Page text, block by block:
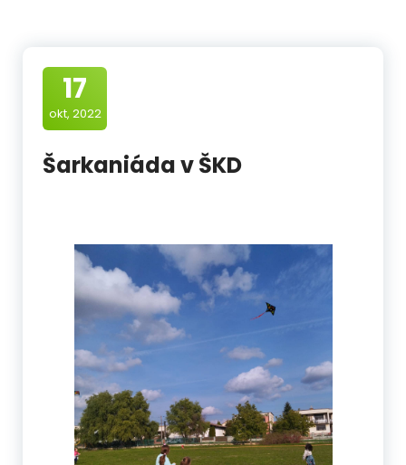
17
okt, 2022
Šarkaniáda v ŠKD